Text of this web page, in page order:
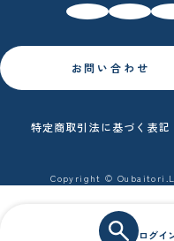
Copyright ©
お問い合わせ
特定商取引法に基づく表記